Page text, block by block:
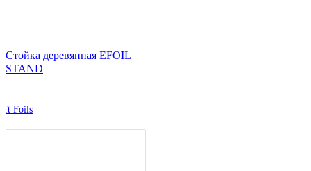
Стойка деревянная EFOIL
STAND
Foils